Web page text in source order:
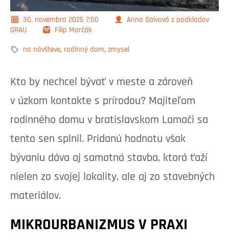
30. novembra 2025 7:00
Anna Salvová z podkladov
GRAU
Filip Marčák
na návšteve, rodinný dom, zmysel
Kto by nechcel bývať v meste a zároveň
v úzkom kontakte s prírodou? Majiteľom
rodinného domu v bratislavskom Lamači sa
tento sen splnil. Pridanú hodnotu však
bývaniu dáva aj samotná stavba, ktorá ťaží
nielen zo svojej lokality, ale aj zo stavebných
materiálov.
MIKROURBANIZMUS V PRAXI